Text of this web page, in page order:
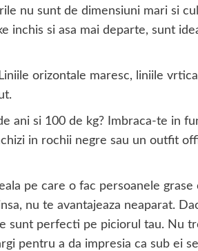
nu sunt de dimensiuni mari si
inchis si asa mai departe, sunt
orizontale maresc, liniile
ani si 100 de kg? Imbraca-te in
in rochii negre sau un outfit
pe care o fac persoanele grase
nu te avantajeaza neaparat.
sunt perfecti pe piciorul tau. Nu
pentru a da impresia ca sub ei